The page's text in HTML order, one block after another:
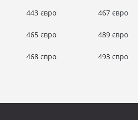
443 євро 467 євро
465 євро 489 євро
468 євро 493 євро